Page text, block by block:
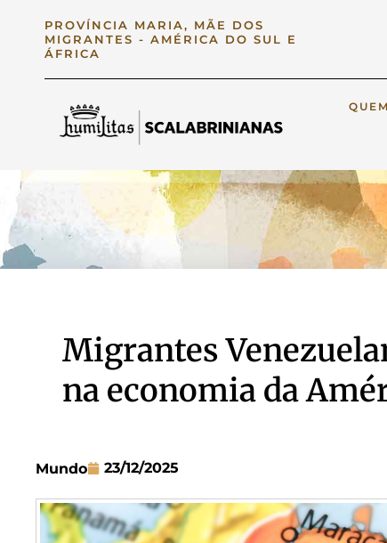
PROVÍNCIA MARIA, MÃE DOS
MIGRANTES - AMÉRICA DO SUL E
ÁFRICA
Migrantes
na economia da
Mundo 23/12/2025